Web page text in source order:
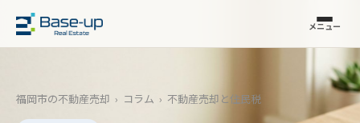
メニュー
福岡市の不動産売却 › コラム › 不動産売却と住民税